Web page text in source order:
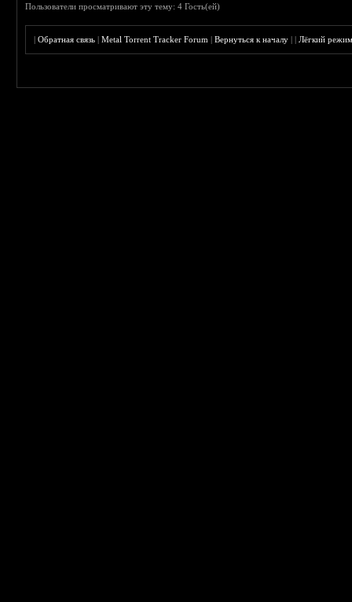
Пользователи просматривают эту тему: 4 Гость(ей)
|Обратная связь |Metal Torrent Tracker Forum |Вернуться к началу ||Лёгкий